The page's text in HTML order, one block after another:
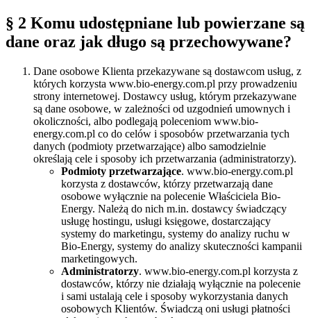
§ 2 Komu udostępniane lub powierzane są
dane oraz jak długo są przechowywane?
Dane osobowe Klienta przekazywane są dostawcom usług, z
których korzysta www.bio-energy.com.pl przy prowadzeniu
strony internetowej. Dostawcy usług, którym przekazywane
są dane osobowe, w zależności od uzgodnień umownych i
okoliczności, albo podlegają poleceniom www.bio-
energy.com.pl co do celów i sposobów przetwarzania tych
danych (podmioty przetwarzające) albo samodzielnie
określają cele i sposoby ich przetwarzania (administratorzy).
Podmioty przetwarzające. www.bio-energy.com.pl
korzysta z dostawców, którzy przetwarzają dane
osobowe wyłącznie na polecenie Właściciela Bio-
Energy. Należą do nich m.in. dostawcy świadczący
usługę hostingu, usługi księgowe, dostarczający
systemy do marketingu, systemy do analizy ruchu w
Bio-Energy, systemy do analizy skuteczności kampanii
marketingowych.
Administratorzy. www.bio-energy.com.pl korzysta z
dostawców, którzy nie działają wyłącznie na polecenie
i sami ustalają cele i sposoby wykorzystania danych
osobowych Klientów. Świadczą oni usługi płatności